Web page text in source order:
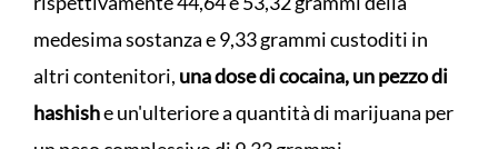
medesima sostanza e 9,33 grammi custoditi in
altri contenitori, una dose di cocaina, un pezzo di
hashishe un'ulteriore a quantità di marijuana per